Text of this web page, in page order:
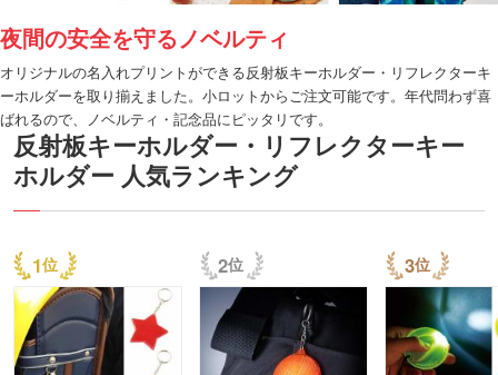
夜間の安全を守るノベルティ
オリジナルの名入れプリントができる反射板キーホルダー・リフレクターキ
ーホルダーを取り揃えました。小ロットからご注文可能です。年代問わず喜
ばれるので、ノベルティ・記念品にピッタリです。
反射板キーホルダー・リフレクターキー
ホルダー 人気ランキング
1 2 3